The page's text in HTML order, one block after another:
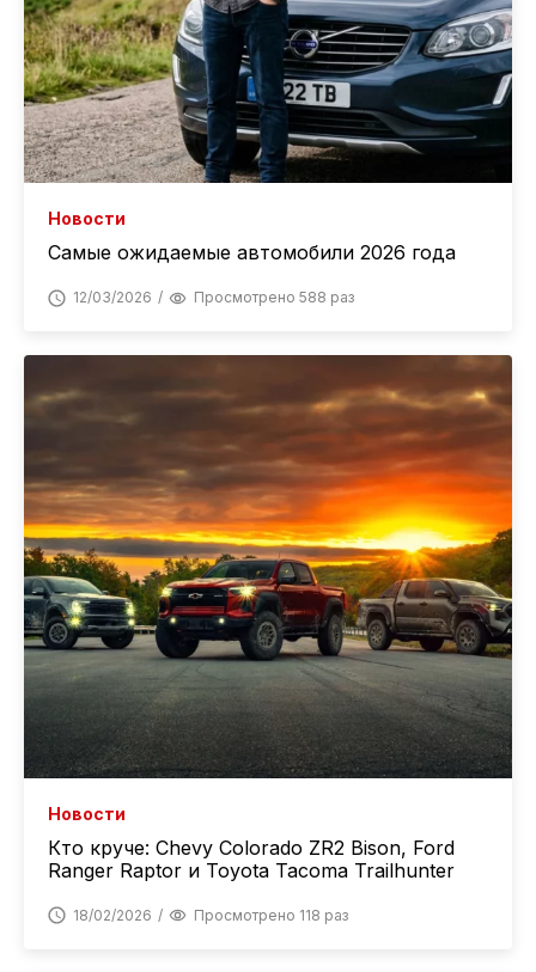
Новости
Самые ожидаемые автомобили 2026 года
12/03/2026 Просмотрено 588 раз
Новости
Кто круче: Chevy Colorado ZR2 Bison, Ford
Ranger Raptor и Toyota Tacoma Trailhunter
18/02/2026 Просмотрено 118 раз